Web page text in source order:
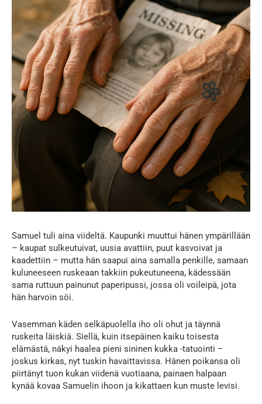
Samuel tuli aina viideltä. Kaupunki muuttui hänen ympärillään
– kaupat sulkeutuivat, uusia avattiin, puut kasvoivat ja
kaadettiin – mutta hän saapui aina samalla penkille, samaan
kuluneeseen ruskeaan takkiin pukeutuneena, kädessään
sama ruttuun painunut paperipussi, jossa oli voileipä, jota
hän harvoin söi.
Vasemman käden selkäpuolella iho oli ohut ja täynnä
ruskeita läiskiä. Siellä, kuin itsepäinen kaiku toisesta
elämästä, näkyi haalea pieni sininen kukka -tatuointi –
joskus kirkas, nyt tuskin havaittavissa. Hänen poikansa oli
piirtänyt tuon kukan viidenä vuotiaana, painaen halpaan
kynää kovaa Samuelin ihoon ja kikattaen kun muste levisi.